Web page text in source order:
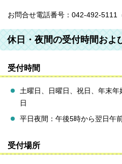
お問合せ電話番号：042-492-5111
休日・夜間の受付時間およ
受付時間
土曜日、日曜日、祝日、年末
日
平日夜間：午後5時から翌日午
受付場所